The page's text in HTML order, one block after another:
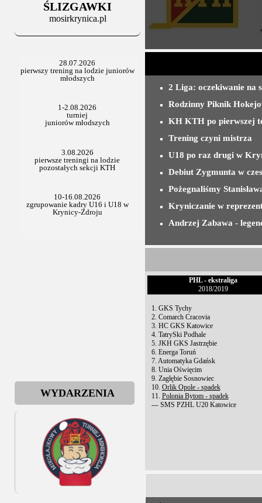
ŚLIZGAWKI
mosirkrynica.pl
WYDARZENIA
2 Liga: oczekiwanie na
Rodzinny Piknik
KH KTH po pierwszej
Trening czyni mistrza
U18 po raz drugi w
Debiut Zygmunta w
Pożegnaliśmy
Kryniczanie w
Andrzej Zabawa -
Nowy sezon bez KTH
U18: Jeden w rezerwie
Gminne dotacje na
Wyróżniono młodych
Paweł Zygmunt w
Za pracowników
Wywalczyli siódme
HNO za czeską granicą
Udany sezon
PHL - ekstraliga
2018/2019
1. GKS Tychy
2. Comarch Cracovia
3. HC GKS Katowice
4. TatrySki Podhale
5. JKH GKS Jastrzębie
6. Energa Toruń
7. Automatyka Gdańsk
8. Unia Oświęcim
9. Zagłębie Sosnowiec
10. Orlik Opole - spadek
11. Polonia Bytom - spadek
--- SMS PZHL U20 Katowice